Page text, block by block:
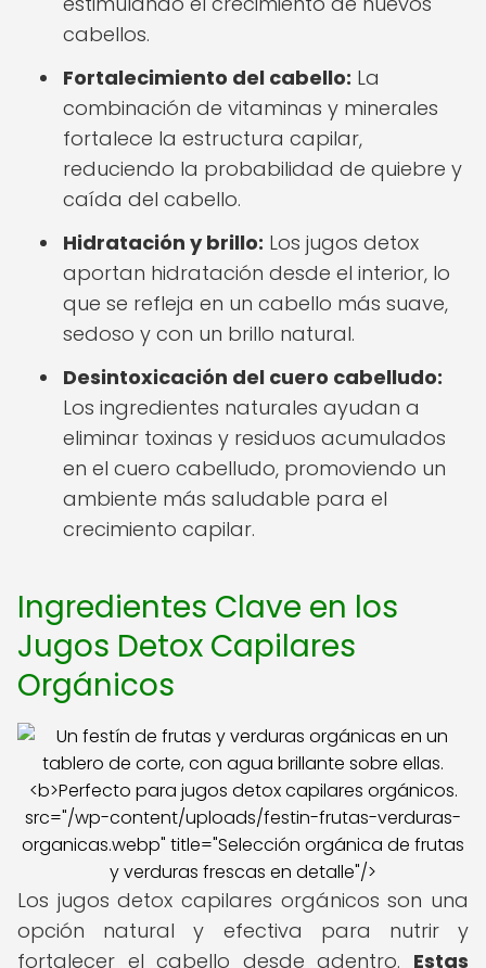
cabellos.
Fortalecimiento del cabello: La
combinación de vitaminas y minerales
fortalece la estructura capilar,
reduciendo la probabilidad de quiebre y
caída del cabello.
Hidratación y brillo: Los jugos detox
aportan hidratación desde el interior, lo
que se refleja en un cabello más suave,
sedoso y con un brillo natural.
Desintoxicación del cuero cabelludo:
Los ingredientes naturales ayudan a
eliminar toxinas y residuos acumulados
en el cuero cabelludo, promoviendo un
ambiente más saludable para el
crecimiento capilar.
Ingredientes Clave en los
Jugos Detox Capilares
Orgánicos
src="/wp-content/uploads/festin-frutas-verduras-
organicas.webp" title="Selección orgánica de frutas
y verduras frescas en detalle"/>
Los jugos detox capilares orgánicos son una
opción natural y efectiva para nutrir y
fortalecer el cabello desde adentro. Estas